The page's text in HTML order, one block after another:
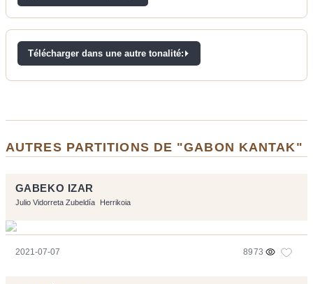
Télécharger dans une autre tonalité:
AUTRES PARTITIONS DE "GABON KANTAK"
GABEKO IZAR
Julio Vidorreta Zubeldía Herrikoia
2021-07-07 8973